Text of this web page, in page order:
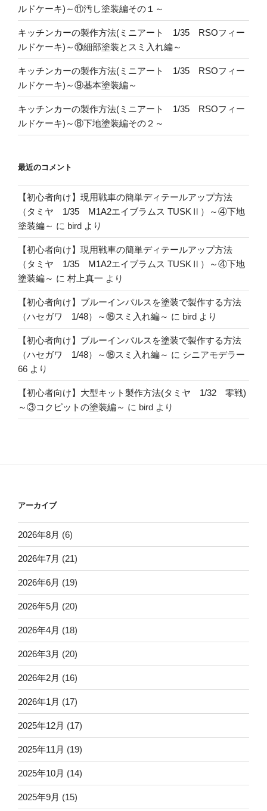
ルドケーキ)～⑪汚し塗装編その１～
キッチンカーの製作方法(ミニアート 1/35 RSOフィー
ルドケーキ)～⑩細部塗装とスミ入れ編～
キッチンカーの製作方法(ミニアート 1/35 RSOフィー
ルドケーキ)～⑨基本塗装編～
キッチンカーの製作方法(ミニアート 1/35 RSOフィー
ルドケーキ)～⑧下地塗装編その２～
最近のコメント
【初心者向け】現用戦車の簡単ディテールアップ方法
（タミヤ 1/35 M1A2エイブラムス TUSKⅡ）～④下地
塗装編～ に bird より
【初心者向け】現用戦車の簡単ディテールアップ方法
（タミヤ 1/35 M1A2エイブラムス TUSKⅡ）～④下地
塗装編～ に 村上真一 より
【初心者向け】ブルーインパルスを塗装で製作する方法
（ハセガワ 1/48）～⑱スミ入れ編～ に bird より
【初心者向け】ブルーインパルスを塗装で製作する方法
（ハセガワ 1/48）～⑱スミ入れ編～ に シニアモデラー
66 より
【初心者向け】大型キット製作方法(タミヤ 1/32 零戦)
～③コクピットの塗装編～ に bird より
アーカイブ
2026年8月 (6)
2026年7月 (21)
2026年6月 (19)
2026年5月 (20)
2026年4月 (18)
2026年3月 (20)
2026年2月 (16)
2026年1月 (17)
2025年12月 (17)
2025年11月 (19)
2025年10月 (14)
2025年9月 (15)